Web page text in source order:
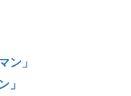
ン」
」